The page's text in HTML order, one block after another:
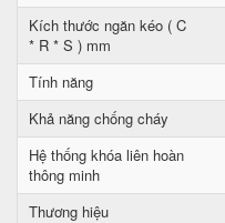
Kích thước ngăn kéo ( C
* R * S ) mm
Tính năng
Khả năng chống cháy
Hệ thống khóa liên hoàn
thông minh
Thương hiệu